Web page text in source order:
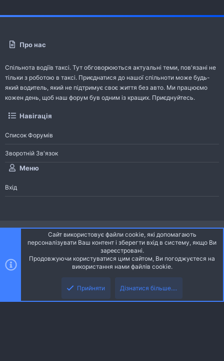
Про нас
Спільнота водіїв таксі. Тут обговорюються актуальні теми, пов'язані не
тільки з роботою в таксі. Приєднатися до нашої спільноти може будь-
який водитель, який не підтримує своє життя без авто. Ми працюємо
кожен день, щоб наш форум був одним із кращих. Приєднуйтесь.
Навігація
Список Форумів
Зворотній Зв'язок
Меню
Вхід
Ніч
Українська (UA)
S
Community platform by XenForo® © 2010-2026 XenForo Ltd.
Community platform by XenForo © 2010-2022 XenForo Ltd. | dev: Pages
Сайт використовує файли cookie, які допомагають
персоналізувати Ваш контент і зберегти вхід в систему, якщо Ви
зареєстровані.
Продовжуючи користуватися цим сайтом, Ви погоджуєтеся на
використання нами файлів cookie.
Прийняти Дізнатися більше....